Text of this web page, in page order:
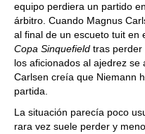
equipo perdiera un partido
árbitro. Cuando Magnus
al final de un escueto tuit en
Copa Sinquefield tras perder
los aficionados al ajedrez
Carlsen creía que Niemann
partida.
La situación parecía poco
rara vez suele perder y